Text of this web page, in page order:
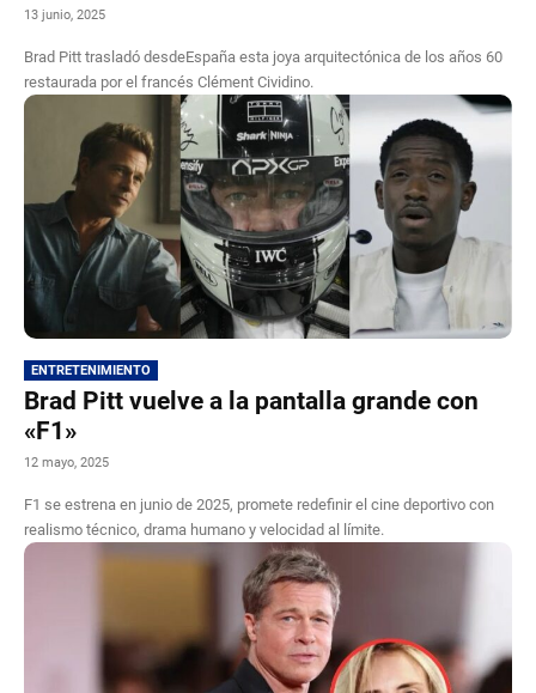
13 junio, 2025
Brad Pitt trasladó desdeEspaña esta joya arquitectónica de los años 60
restaurada por el francés Clément Cividino.
ENTRETENIMIENTO
Brad Pitt vuelve a la pantalla grande con
«F1»
12 mayo, 2025
F1 se estrena en junio de 2025, promete redefinir el cine deportivo con
realismo técnico, drama humano y velocidad al límite.